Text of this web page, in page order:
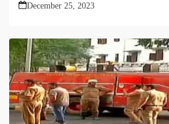
December 25, 2023